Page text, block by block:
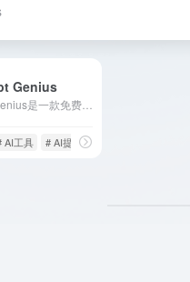
Genius
AI工具 # AI提示指令